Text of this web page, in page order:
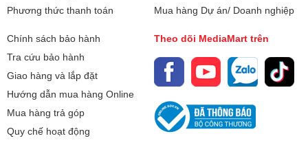
Tủ lạnh LG Inverter 334 lít LTD33BLM thích hợp với gia
tiết kiệm điện năng cùng bộ lọc khử mùi than hoạt tính loại
bỏ mùi hôi, công nghệ DoorCooling+ tỏa đều hơi lạnh từ
cửa tủ,... giúp cho người dùng yên tâm lưu trữ thực phẩm
mà không tốn nhiều chi phí tiêu thụ điện năng.
Phương thức thanh toán
Mua hàng Dự án/ Doanh nghiệp
Chính sách bảo hành
Tra cứu bảo hành
Giao hàng và lắp đặt
Hướng dẫn mua hàng Online
Mua hàng trả góp
Quy chế hoạt động
Theo dõi MediaMart trên